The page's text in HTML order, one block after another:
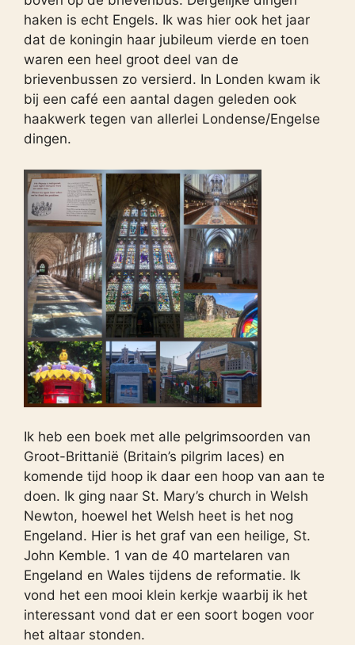
haken is echt Engels. Ik was hier ook het jaar
dat de koningin haar jubileum vierde en toen
waren een heel groot deel van de
brievenbussen zo versierd. In Londen kwam ik
bij een café een aantal dagen geleden ook
haakwerk tegen van allerlei Londense/Engelse
dingen.
Ik heb een boek met alle pelgrimsoorden van
Groot-Brittanië (Britain’s pilgrim laces) en
komende tijd hoop ik daar een hoop van aan te
doen. Ik ging naar St. Mary’s church in Welsh
Newton, hoewel het Welsh heet is het nog
Engeland. Hier is het graf van een heilige, St.
John Kemble. 1 van de 40 martelaren van
Engeland en Wales tijdens de reformatie. Ik
vond het een mooi klein kerkje waarbij ik het
interessant vond dat er een soort bogen voor
het altaar stonden.